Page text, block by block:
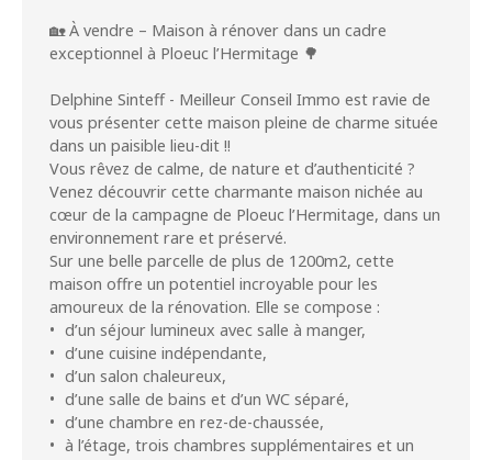
🏡 À vendre – Maison à rénover dans un cadre
exceptionnel à Ploeuc l’Hermitage 🌳
Delphine Sinteff - Meilleur Conseil Immo est ravie de
vous présenter cette maison pleine de charme située
dans un paisible lieu-dit !!
Vous rêvez de calme, de nature et d’authenticité ?
Venez découvrir cette charmante maison nichée au
cœur de la campagne de Ploeuc l’Hermitage, dans un
environnement rare et préservé.
Sur une belle parcelle de plus de 1200m2, cette
maison offre un potentiel incroyable pour les
amoureux de la rénovation. Elle se compose :
d’un séjour lumineux avec salle à manger,
d’une cuisine indépendante,
d’un salon chaleureux,
d’une salle de bains et d’un WC séparé,
d’une chambre en rez-de-chaussée,
à l’étage, trois chambres supplémentaires et un